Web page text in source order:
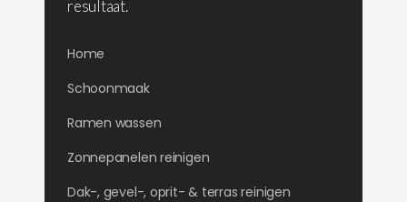
resultaat.
Home
Schoonmaak
Ramen wassen
Zonnepanelen reinigen
Dak-, gevel-, oprit- & terras reinigen